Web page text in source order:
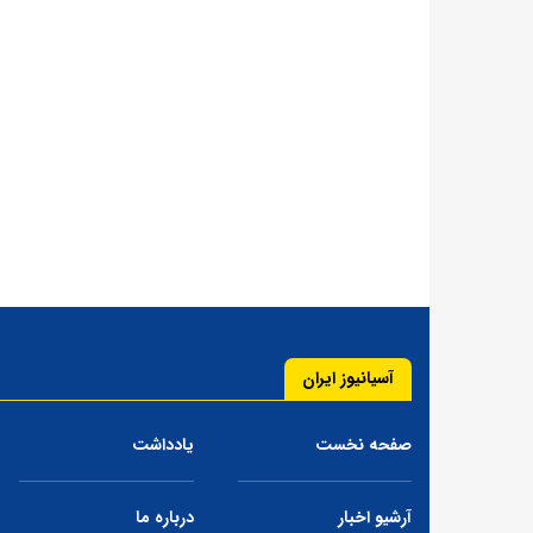
آسیانیوز ایران
صفحه نخست یادداشت
آرشیو اخبار درباره ما